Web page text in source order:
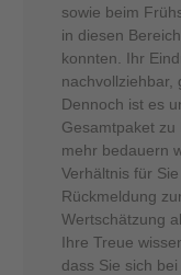
sowie beim
in diesen
konnten. Ihr
nachvollziehbar,
Dennoch ist es
Gesamtpaket
mehr bedauern
Verhältnis für
Rückmeldung
Wertschätzung
Ihre Treue
dass Sie sich